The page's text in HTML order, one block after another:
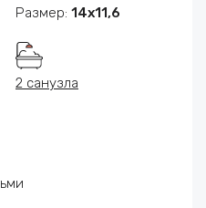
Размер: 14х11,6
2 санузла